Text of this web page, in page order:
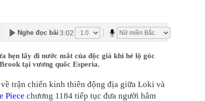
Nghe đọc bài 3:02
hẹn lấy đi nước mắt của độc giả khi hé lộ góc
tại vương quốc Esperia.
trận chiến kinh thiên động địa giữa Loki và
Piece chương 1184 tiếp tục đưa người hâm